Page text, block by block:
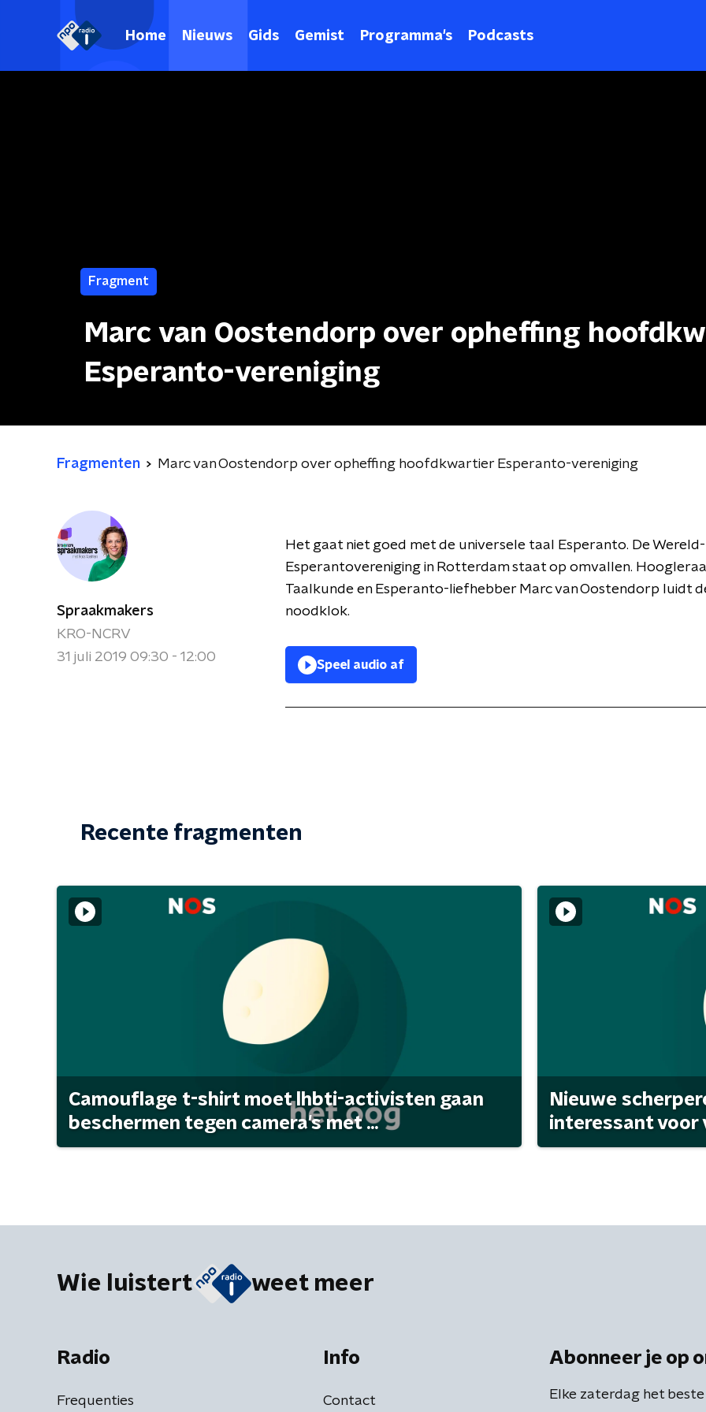
Home Nieuws Gids Gemist Programma's Podcasts
Fragment
Marc van Oostendorp over opheffing
Esperanto-vereniging
Fragmenten Marc van Oostendorp over opheffing hoofdkwartier Esperanto-vereniging
Spraakmakers
KRO-NCRV
31 juli 2019 09:30 - 12:00
Het gaat niet goed met de universele taal Esperanto. De Wereld-
Esperantovereniging in Rotterdam staat op omvallen.
Taalkunde en Esperanto-liefhebber Marc van Oostendorp luidt
noodklok.
Speel audio af
Recente fragmenten
Camouflage t-shirt moet lhbti-activisten gaan
beschermen tegen camera's met ...
Nieuwe
interessant voor
Wie luistert weet meer
Radio
Frequenties
Info
Contact
Abonneer je op
Elke zaterdag het beste